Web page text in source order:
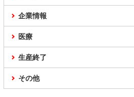
企業情報
医療
生産終了
その他